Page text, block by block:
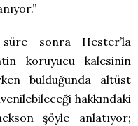
sonra Hester’la
koruyucu kalesinin
bulduğunda altüst
hakkındaki
şöyle anlatıyor;